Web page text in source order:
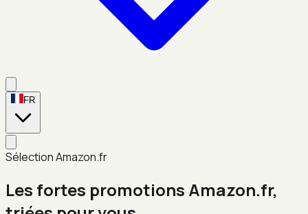
FR
Sélection Amazon.fr
Les fortes promotions Amazon.fr,